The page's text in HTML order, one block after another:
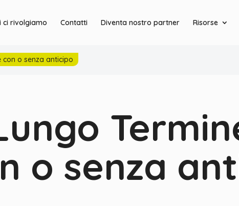
ci rivolgiamo Contatti Diventa nostro partner Risorse
con o senza anticipo
o senza